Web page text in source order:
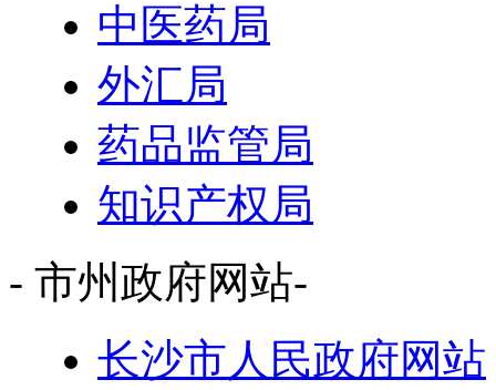
中医药局
外汇局
药品监管局
知识产权局
- 市州政府网站-
长沙市人民政府网站